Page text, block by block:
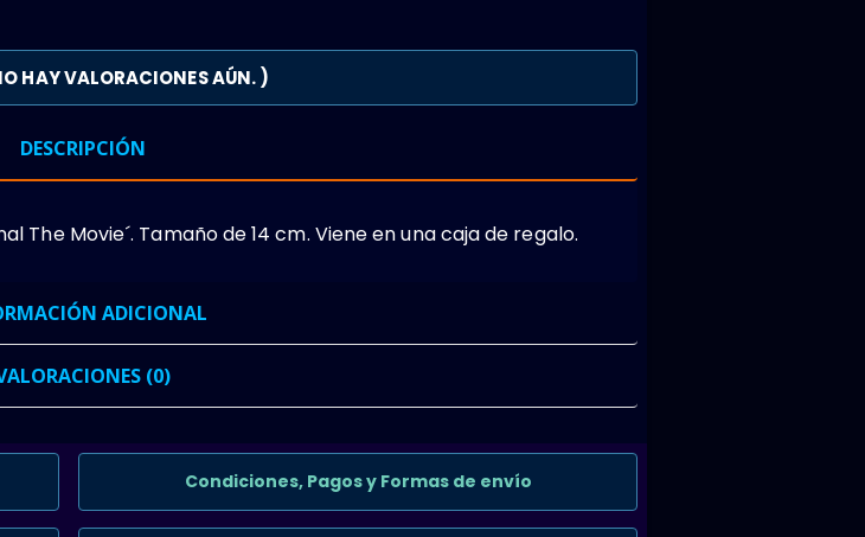
HAY VALORACIONES AÚN. )
DESCRIPCIÓN
The Movie´. Tamaño de 14 cm. Viene en una caja de regalo.
ADICIONAL
(0)
Condiciones, Pagos y Formas de envío